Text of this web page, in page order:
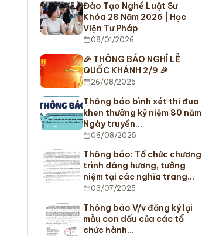
Đào Tạo Nghề Luật Sư
Khóa 28 Năm 2026 | Học
Viện Tư Pháp
08/01/2026
🎉 THÔNG BÁO NGHỈ LỄ
QUỐC KHÁNH 2/9 🎉
26/08/2025
Thông báo bình xét thi đua
khen thưởng kỷ niệm 80 năm
Ngày truyền…
06/08/2025
Thông báo: Tổ chức chương
trình dâng hương, tưởng
niệm tại các nghĩa trang…
03/07/2025
Thông báo V/v đăng ký lại
mẫu con dấu của các tổ
chức hành…